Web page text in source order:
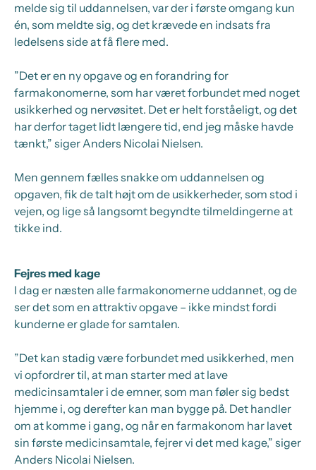
melde sig til uddannelsen, var der i første omgang kun
én, som meldte sig, og det krævede en indsats fra
ledelsens side at få flere med.
”Det er en ny opgave og en forandring for
farmakonomerne, som har været forbundet med noget
usikkerhed og nervøsitet. Det er helt forståeligt, og det
har derfor taget lidt længere tid, end jeg måske havde
tænkt,” siger Anders Nicolai Nielsen.
Men gennem fælles snakke om uddannelsen og
opgaven, fik de talt højt om de usikkerheder, som stod i
vejen, og lige så langsomt begyndte tilmeldingerne at
tikke ind.
Fejres med kage
I dag er næsten alle farmakonomerne uddannet, og de
ser det som en attraktiv opgave – ikke mindst fordi
kunderne er glade for samtalen.
”Det kan stadig være forbundet med usikkerhed, men
vi opfordrer til, at man starter med at lave
medicinsamtaler i de emner, som man føler sig bedst
hjemme i, og derefter kan man bygge på. Det handler
om at komme i gang, og når en farmakonom har lavet
sin første medicinsamtale, fejrer vi det med kage,” siger
Anders Nicolai Nielsen.